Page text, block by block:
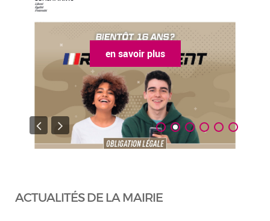
en savoir plus
ACTUALITÉS DE LA MAIRIE